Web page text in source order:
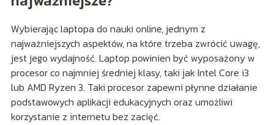
Wybierając laptopa do nauki online, jednym z
najważniejszych aspektów, na które trzeba zwrócić uwagę,
jest jego wydajność. Laptop powinien być wyposażony w
procesor co najmniej średniej klasy, taki jak Intel Core i3
lub AMD Ryzen 3. Taki procesor zapewni płynne działanie
podstawowych aplikacji edukacyjnych oraz umożliwi
korzystanie z internetu bez zacięć.